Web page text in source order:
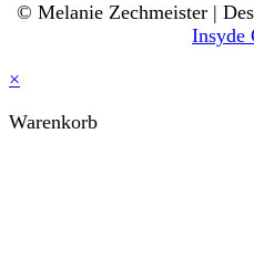
© Melanie Zechmeister |
Insyde
×
Warenkorb